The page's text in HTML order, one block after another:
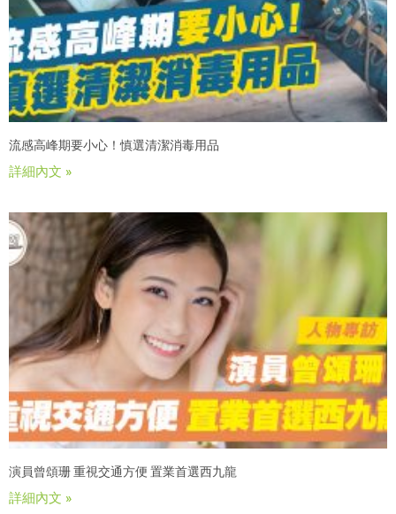
流感高峰期要小心！慎選清潔消毒用品
詳細內文 »
演員曾頌珊 重視交通方便 置業首選西九龍
詳細內文 »